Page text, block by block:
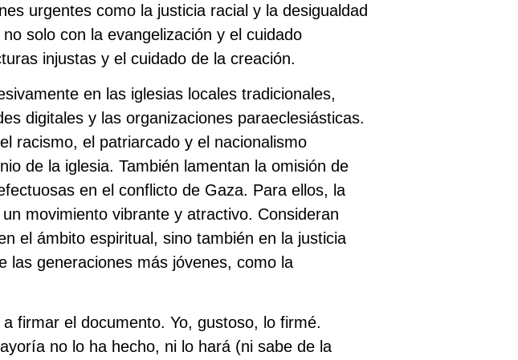
urgentes como la justicia racial y la desigualdad
solo con la evangelización y el cuidado
injustas y el cuidado de la creación.
en las iglesias locales tradicionales,
digitales y las organizaciones paraeclesiásticas.
racismo, el patriarcado y el nacionalismo
de la iglesia. También lamentan la omisión de
en el conflicto de Gaza. Para ellos, la
movimiento vibrante y atractivo. Consideran
el ámbito espiritual, sino también en la justicia
las generaciones más jóvenes, como la
firmar el documento. Yo, gustoso, lo firmé.
no lo ha hecho, ni lo hará (ni sabe de la